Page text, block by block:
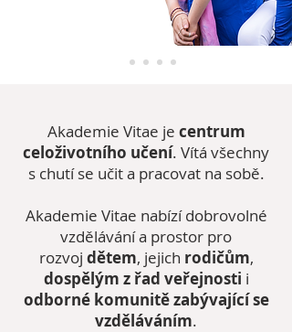
Akademie Vitae je centrum
celoživotního učení. Vítá všechny
s chutí se učit a pracovat na sobě.
Akademie Vitae nabízí dobrovolné
vzdělávání a prostor pro
rozvoj dětem, jejich rodičům,
dospělým z řad veřejnosti i
odborné komunitě zabývající se
vzděláváním.